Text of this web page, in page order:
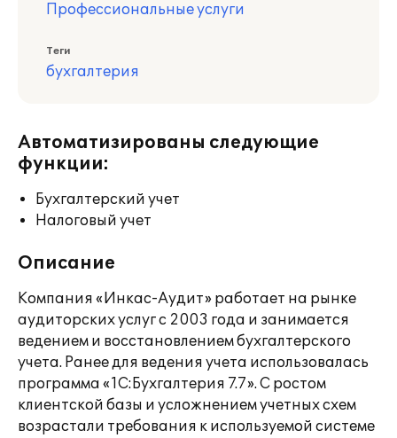
Профессиональные услуги
Теги
бухгалтерия
Автоматизированы следующие
функции:
Бухгалтерский учет
Налоговый учет
Описание
Компания «Инкас-Аудит» работает на рынке
аудиторских услуг с 2003 года и занимается
ведением и восстановлением бухгалтерского
учета. Ранее для ведения учета использовалась
программа «1С:Бухгалтерия 7.7». С ростом
клиентской базы и усложнением учетных схем
возрастали требования к используемой системе